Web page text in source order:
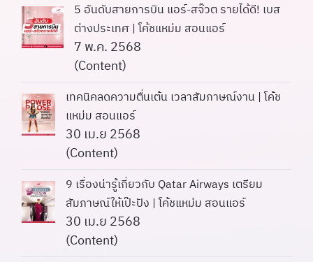
5 อันดับสายการบิน แอร์-สจ๊วต รายได้ดี! เบส
ต่างประเทศ | โค้ชแหม่ม สอนแอร์
7 พ.ค. 2568
(Content)
เทคนิคลดความตื่นเต้น เวลาสัมภาษณ์งาน | โค้ช
แหม่ม สอนแอร์
30 เม.ย 2568
(Content)
9 เรื่องน่ารู้เกี่ยวกับ Qatar Airways เตรียม
สัมภาษณ์ให้เป๊ะปัง | โค้ชแหม่ม สอนแอร์
30 เม.ย 2568
(Content)